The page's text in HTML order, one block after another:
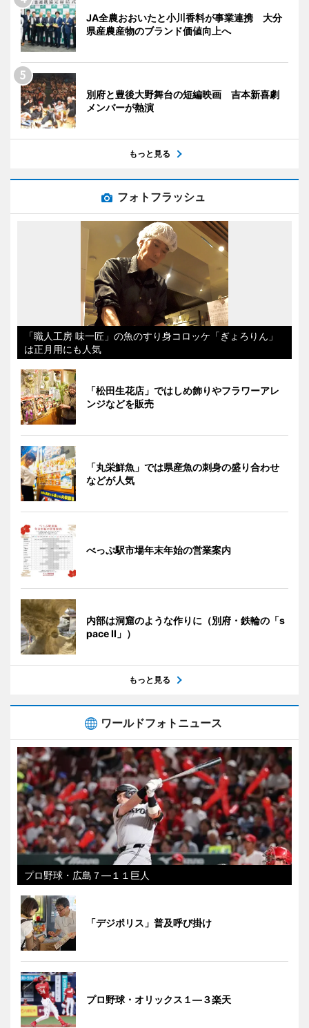
JA全農おおいたと小川香料が事業連携 大分
県産農産物のブランド価値向上へ
別府と豊後大野舞台の短編映画 吉本新喜劇
メンバーが熱演
もっと見る
フォトフラッシュ
「職人工房 味一匠」の魚のすり身コロッケ「ぎょろりん」
は正月用にも人気
「松田生花店」ではしめ飾りやフラワーアレ
ンジなどを販売
「丸栄鮮魚」では県産魚の刺身の盛り合わせ
などが人気
べっぷ駅市場年末年始の営業案内
内部は洞窟のような作りに（別府・鉄輪の「s
pace II」）
もっと見る
ワールドフォトニュース
プロ野球・広島７―１１巨人
「デジポリス」普及呼び掛け
プロ野球・オリックス１―３楽天